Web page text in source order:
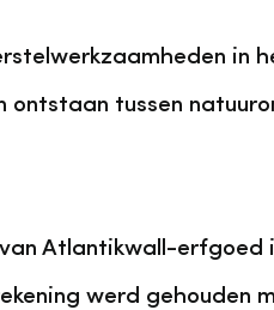
in
tussen
Atlantikwall-erfgoed
werd gehouden